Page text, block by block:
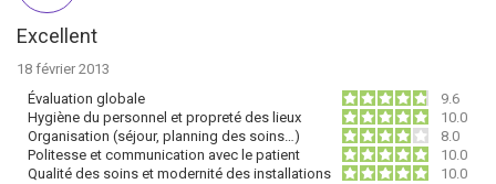
Excellent
18 février 2013
Évaluation globale
9.6
Hygiène du personnel et propreté des lieux
10.0
Organisation (séjour, planning des soins…)
8.0
Politesse et communication avec le patient
10.0
Qualité des soins et modernité des installations
10.0